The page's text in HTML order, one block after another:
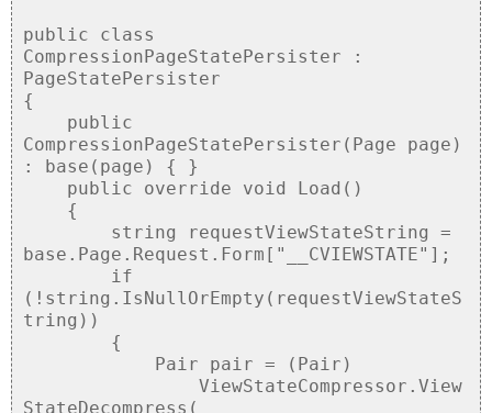
public class
CompressionPageStatePersister :
PageStatePersister
{
public
CompressionPageStatePersister(Page page)
: base(page) { }
public override void Load()
{
string requestViewStateString =
base.Page.Request.Form["__CVIEWSTATE"];
if
(!string.IsNullOrEmpty(requestViewStateS
tring))
{
Pair pair = (Pair)
ViewStateCompressor.View
StateDecompress(